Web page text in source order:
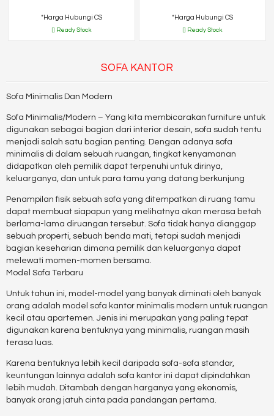
*Harga Hubungi CS
Ready Stock
*Harga Hubungi CS
Ready Stock
SOFA KANTOR
Sofa Minimalis Dan Modern
Sofa Minimalis/Modern – Yang kita membicarakan furniture untuk
digunakan sebagai bagian dari interior desain, sofa sudah tentu
menjadi salah satu bagian penting. Dengan adanya sofa
minimalis di dalam sebuah ruangan, tingkat kenyamanan
didapatkan oleh pemilik dapat terpenuhi untuk dirinya,
keluarganya, dan untuk para tamu yang datang berkunjung
Penampilan fisik sebuah sofa yang ditempatkan di ruang tamu
dapat membuat siapapun yang melihatnya akan merasa betah
berlama-lama diruangan tersebut. Sofa tidak hanya dianggap
sebuah properti, sebuah benda mati, tetapi sudah menjadi
bagian keseharian dimana pemilik dan keluarganya dapat
melewati momen-momen bersama.
Model Sofa Terbaru
Untuk tahun ini, model-model yang banyak diminati oleh banyak
orang adalah model sofa kantor minimalis modern untuk ruangan
kecil atau apartemen. Jenis ini merupakan yang paling tepat
digunakan karena bentuknya yang minimalis, ruangan masih
terasa luas.
Karena bentuknya lebih kecil daripada sofa-sofa standar,
keuntungan lainnya adalah sofa kantor ini dapat dipindahkan
lebih mudah. Ditambah dengan harganya yang ekonomis,
banyak orang jatuh cinta pada pandangan pertama.